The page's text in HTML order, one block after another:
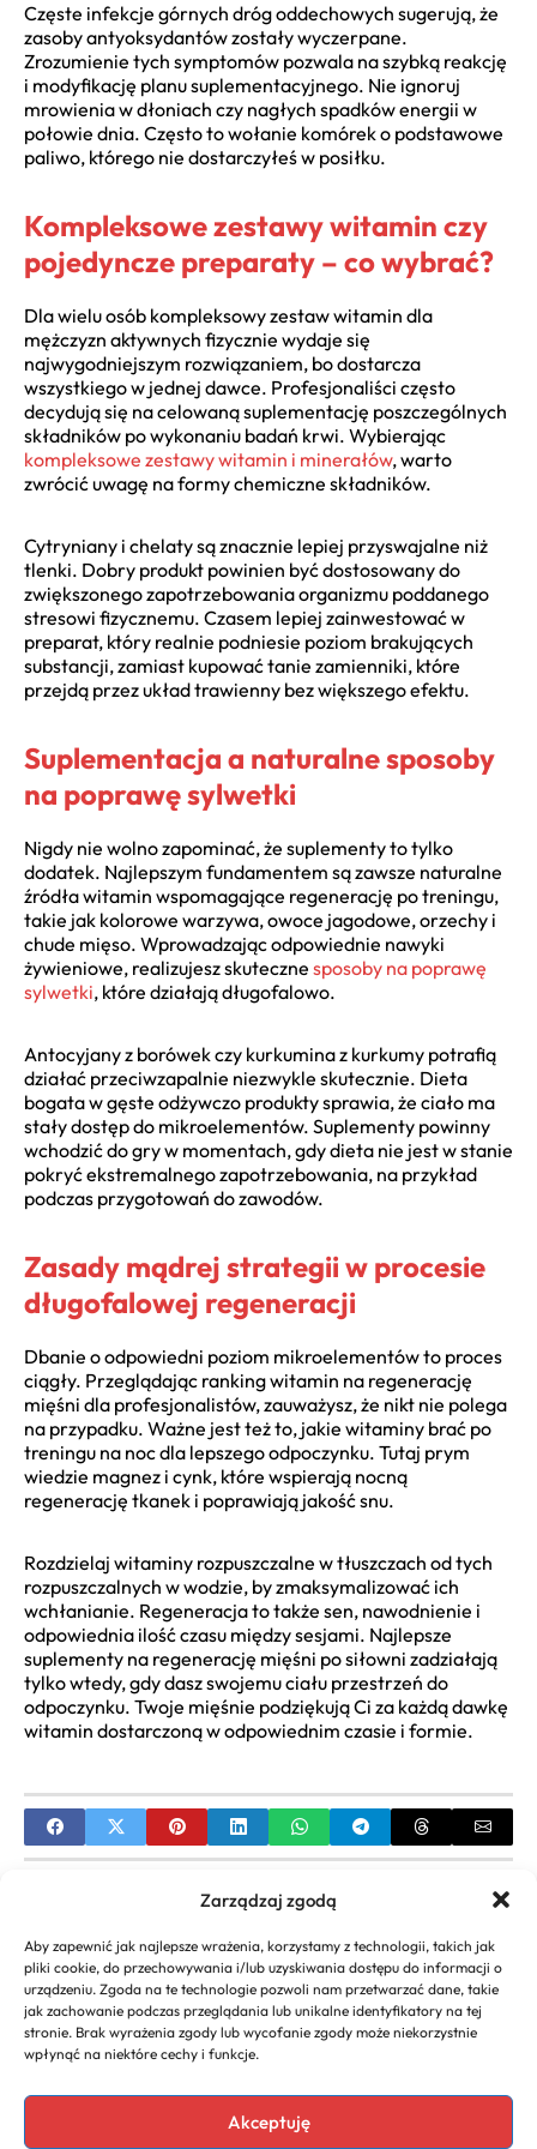
Zarządzaj zgodą
Aby zapewnić jak najlepsze wrażenia, korzystamy z technologii, takich jak
pliki cookie, do przechowywania i/lub uzyskiwania dostępu do informacji o
urządzeniu. Zgoda na te technologie pozwoli nam przetwarzać dane, takie
jak zachowanie podczas przeglądania lub unikalne identyfikatory na tej
stronie. Brak wyrażenia zgody lub wycofanie zgody może niekorzystnie
wpłynąć na niektóre cechy i funkcje.
Akceptuję
Częste infekcje górnych dróg oddechowych sugerują, że
zasoby antyoksydantów zostały wyczerpane.
Zrozumienie tych symptomów pozwala na szybką reakcję
i modyfikację planu suplementacyjnego. Nie ignoruj
mrowienia w dłoniach czy nagłych spadków energii w
połowie dnia. Często to wołanie komórek o podstawowe
paliwo, którego nie dostarczyłeś w posiłku.
Kompleksowe zestawy witamin czy
pojedyncze preparaty – co wybrać?
Dla wielu osób kompleksowy zestaw witamin dla
mężczyzn aktywnych fizycznie wydaje się
najwygodniejszym rozwiązaniem, bo dostarcza
wszystkiego w jednej dawce. Profesjonaliści często
decydują się na celowaną suplementację poszczególnych
składników po wykonaniu badań krwi. Wybierając
kompleksowe zestawy witamin i minerałów, warto
zwrócić uwagę na formy chemiczne składników.
Cytryniany i chelaty są znacznie lepiej przyswajalne niż
tlenki. Dobry produkt powinien być dostosowany do
zwiększonego zapotrzebowania organizmu poddanego
stresowi fizycznemu. Czasem lepiej zainwestować w
preparat, który realnie podniesie poziom brakujących
substancji, zamiast kupować tanie zamienniki, które
przejdą przez układ trawienny bez większego efektu.
Suplementacja a naturalne sposoby
na poprawę sylwetki
Nigdy nie wolno zapominać, że suplementy to tylko
dodatek. Najlepszym fundamentem są zawsze naturalne
źródła witamin wspomagające regenerację po treningu,
takie jak kolorowe warzywa, owoce jagodowe, orzechy i
chude mięso. Wprowadzając odpowiednie nawyki
żywieniowe, realizujesz skuteczne sposoby na poprawę
sylwetki, które działają długofalowo.
Antocyjany z borówek czy kurkumina z kurkumy potrafią
działać przeciwzapalnie niezwykle skutecznie. Dieta
bogata w gęste odżywczo produkty sprawia, że ciało ma
stały dostęp do mikroelementów. Suplementy powinny
wchodzić do gry w momentach, gdy dieta nie jest w stanie
pokryć ekstremalnego zapotrzebowania, na przykład
podczas przygotowań do zawodów.
Zasady mądrej strategii w procesie
długofalowej regeneracji
Dbanie o odpowiedni poziom mikroelementów to proces
ciągły. Przeglądając ranking witamin na regenerację
mięśni dla profesjonalistów, zauważysz, że nikt nie polega
na przypadku. Ważne jest też to, jakie witaminy brać po
treningu na noc dla lepszego odpoczynku. Tutaj prym
wiedzie magnez i cynk, które wspierają nocną
regenerację tkanek i poprawiają jakość snu.
Rozdzielaj witaminy rozpuszczalne w tłuszczach od tych
rozpuszczalnych w wodzie, by zmaksymalizować ich
wchłanianie. Regeneracja to także sen, nawodnienie i
odpowiednia ilość czasu między sesjami. Najlepsze
suplementy na regenerację mięśni po siłowni zadziałają
tylko wtedy, gdy dasz swojemu ciału przestrzeń do
odpoczynku. Twoje mięśnie podziękują Ci za każdą dawkę
witamin dostarczoną w odpowiednim czasie i formie.
Witamina C Colway: poznaj właściwości i opinie
ekspertów
NEXT
Jakie witaminy na pamięć i koncentrację dla dzieci